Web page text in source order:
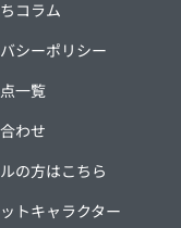
コラム
シーポリシー
一覧
わせ
の方はこちら
トキャラクター